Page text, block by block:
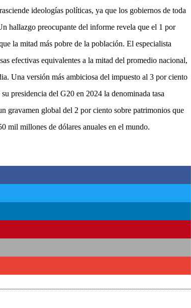
ideologías políticas, ya que los gobiernos de toda
hallazgo preocupante del informe revela que el 1 por
la mitad más pobre de la población. El especialista
efectivas equivalentes a la mitad del promedio nacional,
Una versión más ambiciosa del impuesto al 3 por ciento
presidencia del G20 en 2024 la denominada tasa
gravamen global del 2 por ciento sobre patrimonios que
mil millones de dólares anuales en el mundo.